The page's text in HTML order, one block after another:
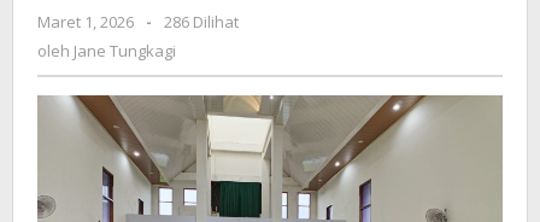
Pineleng,
Dedy
Manlesu:
Siap
Bergerak
dan
Maret 1, 2026
oleh
Jane
Tungkagi
-
286 Dilihat
oleh Jane Tungkagi